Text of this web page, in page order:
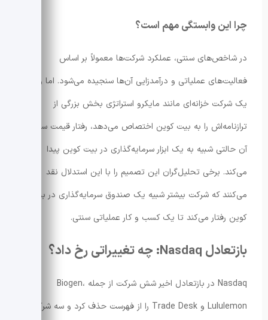
چرا این وابستگی مهم است؟
در شاخص‌های سنتی، عملکرد شرکت‌ها معمولاً بر اساس
فعالیت‌های عملیاتی و درآمدزایی آن‌ها سنجیده می‌شود. اما وقتی
یک شرکت خزانه‌ای مانند مایکرو استراتژی بخش بزرگی از
ترازنامه‌اش را به بیت کوین اختصاص می‌دهد، رفتار قیمت سهام
آن حالتی شبیه به یک ابزار سرمایه‌گذاری در بیت کوین پیدا
می‌کند. برخی تحلیل‌گران این تصمیم را با این استدلال نقد
می‌کنند که شرکت بیشتر شبیه یک صندوق سرمایه‌گذاری در بیت
کوین رفتار می‌کند تا یک کسب و کار عملیاتی سنتی.
بازتعادل Nasdaq: چه تغییراتی رخ داد؟
Nasdaq در بازتعادل اخیر شش شرکت از جمله Biogen،
Lululemon و Trade Desk را از فهرست حذف کرد و سه شرکت